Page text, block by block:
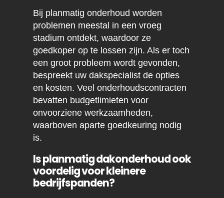
Bij planmatig onderhoud worden
problemen meestal in een vroeg
stadium ontdekt, waardoor ze
goedkoper op te lossen zijn. Als er toch
een groot probleem wordt gevonden,
bespreekt uw dakspecialist de opties
en kosten. Veel onderhoudscontracten
bevatten budgetlimieten voor
onvoorziene werkzaamheden,
waarboven aparte goedkeuring nodig
is.
Is planmatig dakonderhoud ook
voordelig voor kleinere
bedrijfspanden?